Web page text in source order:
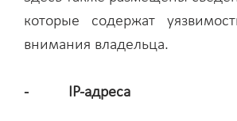
которые содержат
внимания владельца.
- IP-адреса